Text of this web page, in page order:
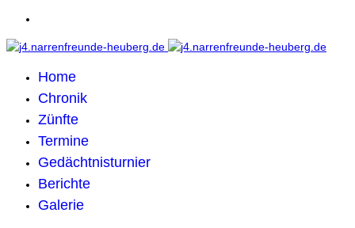
Home
Chronik
Zünfte
Termine
Gedächtnisturnier
Berichte
Galerie